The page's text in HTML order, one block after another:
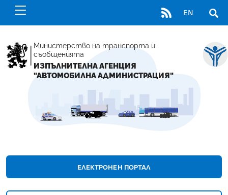
RSS EN
Министерство на транспорта и
съобщенията
ИЗПЪЛНИТЕЛНА АГЕНЦИЯ
"АВТОМОБИЛНА АДМИНИСТРАЦИЯ"
ЕЛЕКТРОНЕН ПОРТАЛ